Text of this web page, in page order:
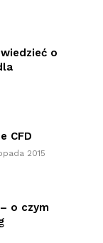
o
CFD
2015
o czym